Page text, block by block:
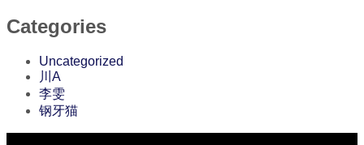
Categories
Uncategorized
川A
李雯
钢牙猫